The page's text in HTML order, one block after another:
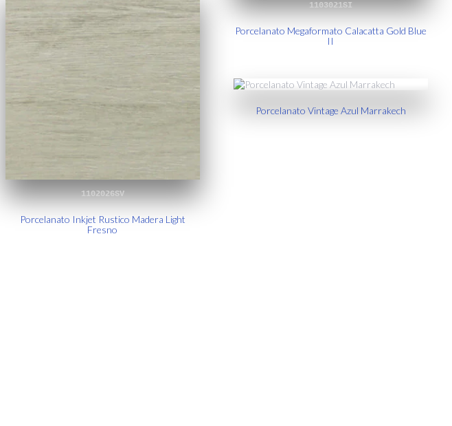
1103021SI
Porcelanato Megaformato Calacatta Gold Blue
II
1102026SV
Porcelanato Inkjet Rustico Madera Light
Fresno
Porcelanato Vintage Azul Marrakech